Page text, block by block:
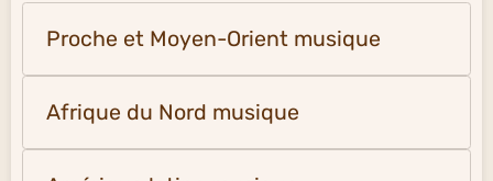
Proche et Moyen-Orient musique
Afrique du Nord musique